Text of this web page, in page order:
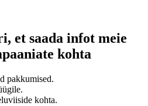
et saada infot meie
kohta
pakkumised.
kohta.